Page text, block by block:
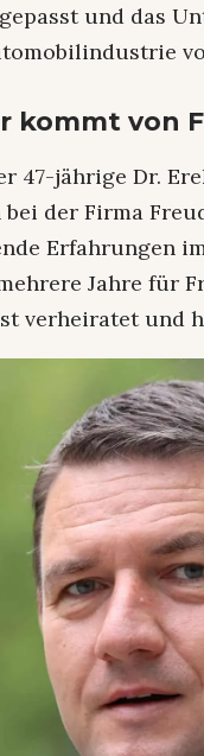
und das
kommt von
47-jährige Dr.
der Firma
Erfahrungen
Jahre für
verheiratet und